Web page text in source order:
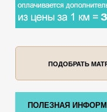
ПОДОБРАТЬ
ПОЛЕЗНАЯ